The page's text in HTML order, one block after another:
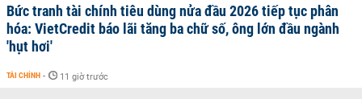
Bức tranh tài chính tiêu dùng nửa đầu 2026 tiếp tục phân
hóa: VietCredit báo lãi tăng ba chữ số, ông lớn đầu ngành
'hụt hơi'
TÀI CHÍNH - 11 giờ trước